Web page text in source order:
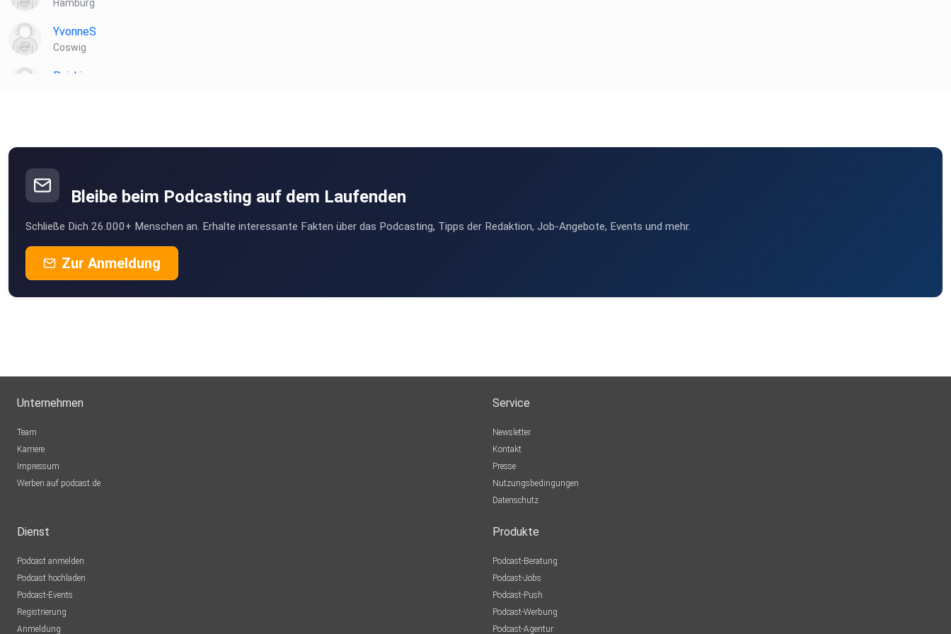
Hamburg
YvonneS
Coswig
Puinkie
isabellamrukwa
Bleibe beim Podcasting auf dem Laufenden
Schließe Dich 26.000+ Menschen an. Erhalte interessante Fakten über das Podcasting, Tipps der Redaktion, Job-Angebote, Events und mehr.
Zur Anmeldung
Unternehmen
Team
Karriere
Impressum
Werben auf podcast.de
Service
Newsletter
Kontakt
Presse
Nutzungsbedingungen
Datenschutz
Dienst
Podcast anmelden
Podcast hochladen
Podcast-Events
Registrierung
Anmeldung
Produkte
Podcast-Beratung
Podcast-Jobs
Podcast-Push
Podcast-Werbung
Podcast-Agentur